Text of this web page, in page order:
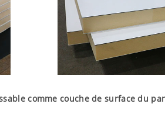
comme couche de surface du